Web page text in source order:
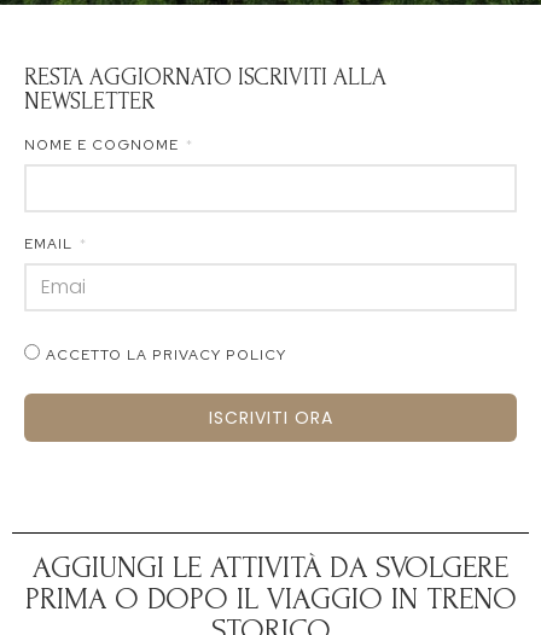
RESTA AGGIORNATO ISCRIVITI ALLA
NEWSLETTER
NOME E COGNOME
EMAIL
ACCETTO LA PRIVACY POLICY
ISCRIVITI ORA
AGGIUNGI LE ATTIVITÀ DA SVOLGERE
PRIMA O DOPO IL VIAGGIO IN TRENO